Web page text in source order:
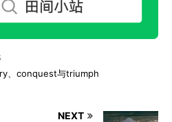
、conquest与triumph
NEXT